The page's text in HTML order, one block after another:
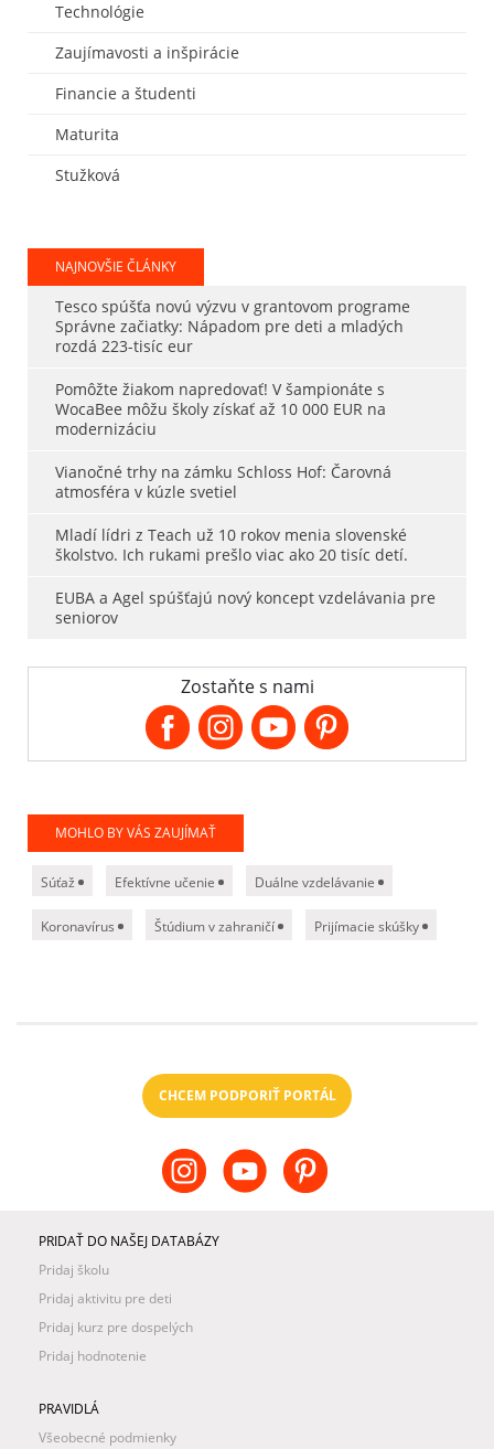
Technológie
Zaujímavosti a inšpirácie
Financie a študenti
Maturita
Stužková
NAJNOVŠIE ČLÁNKY
Tesco spúšťa novú výzvu v grantovom programe
Správne začiatky: Nápadom pre deti a mladých
rozdá 223-tisíc eur
Pomôžte žiakom napredovať! V šampionáte s
WocaBee môžu školy získať až 10 000 EUR na
modernizáciu
Vianočné trhy na zámku Schloss Hof: Čarovná
atmosféra v kúzle svetiel
Mladí lídri z Teach už 10 rokov menia slovenské
školstvo. Ich rukami prešlo viac ako 20 tisíc detí.
EUBA a Agel spúšťajú nový koncept vzdelávania pre
seniorov
Zostaňte s nami
MOHLO BY VÁS ZAUJÍMAŤ
Súťaž Efektívne učenie Duálne vzdelávanie
Koronavírus Štúdium v zahraničí Prijímacie skúšky
CHCEM PODPORIŤ PORTÁL
PRIDAŤ DO NAŠEJ DATABÁZY
Pridaj školu
Pridaj aktivitu pre deti
Pridaj kurz pre dospelých
Pridaj hodnotenie
PRAVIDLÁ
Všeobecné podmienky